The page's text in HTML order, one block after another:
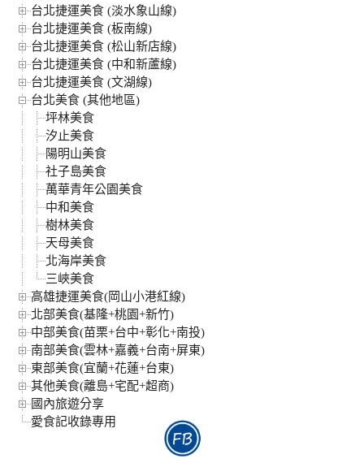
台北捷運美食 (淡水象山線)
台北捷運美食 (板南線)
台北捷運美食 (松山新店線)
台北捷運美食 (中和新蘆線)
台北捷運美食 (文湖線)
台北美食 (其他地區)
坪林美食
汐止美食
陽明山美食
社子島美食
萬華青年公園美食
中和美食
樹林美食
天母美食
北海岸美食
三峽美食
高雄捷運美食(岡山小港紅線)
北部美食(基隆+桃園+新竹)
中部美食(苗栗+台中+彰化+南投)
南部美食(雲林+嘉義+台南+屏東)
東部美食(宜蘭+花蓮+台東)
其他美食(離島+宅配+超商)
國內旅遊分享
愛食記收錄專用